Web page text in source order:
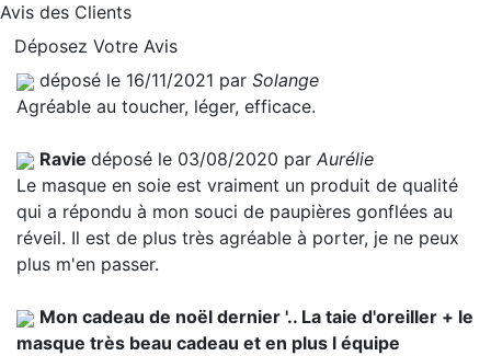
Avis des Clients
Déposez Votre Avis
déposé le 16/11/2021 par Solange
Agréable au toucher, léger, efficace.
Ravie déposé le 03/08/2020 par Aurélie
Le masque en soie est vraiment un produit de qualité
qui a répondu à mon souci de paupières gonflées au
réveil. Il est de plus très agréable à porter, je ne peux
plus m'en passer.
Mon cadeau de noël dernier '.. La taie d'oreiller + le
masque très beau cadeau et en plus l équipe